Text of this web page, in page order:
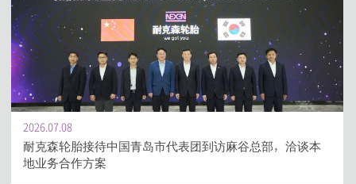
2026.06.30
耐克森集团会长姜炳中于联合国总部经社理事会会场发
主旨演讲